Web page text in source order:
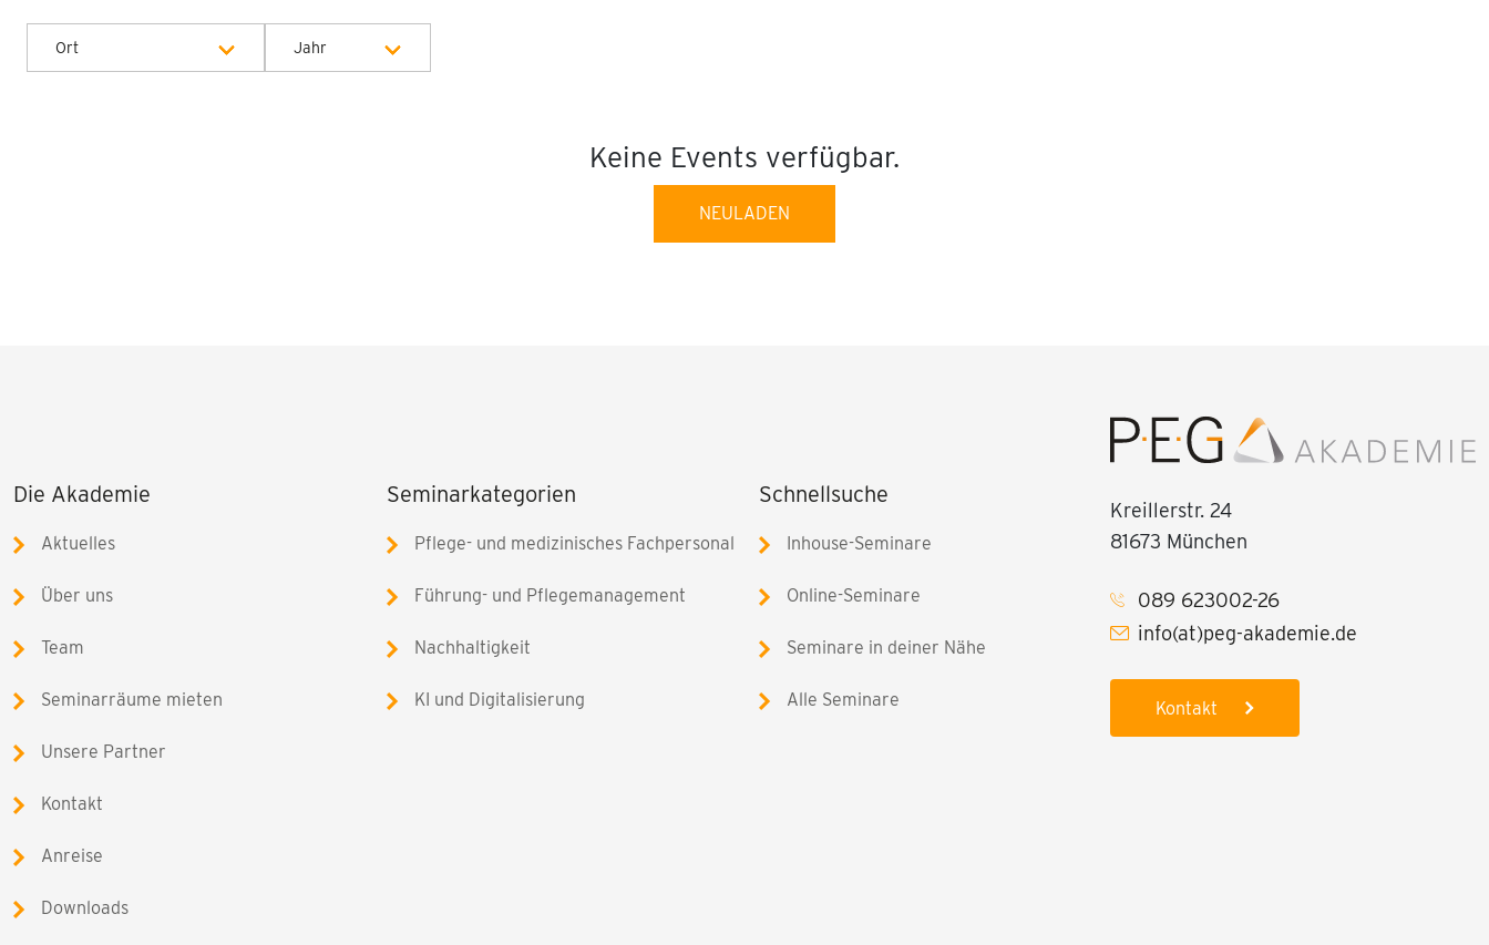
Ort Jahr
Keine Events verfügbar.
NEULADEN
Die Akademie
Aktuelles
Über uns
Team
Seminarräume mieten
Unsere Partner
Kontakt
Anreise
Downloads
Seminarkategorien
Pflege- und medizinisches Fachpersonal
Führung- und Pflegemanagement
Nachhaltigkeit
KI und Digitalisierung
Schnellsuche
Inhouse-Seminare
Online-Seminare
Seminare in deiner Nähe
Alle Seminare
Kreillerstr. 24
81673 München
089 623002-26
info(at)peg-akademie.de
Kontakt